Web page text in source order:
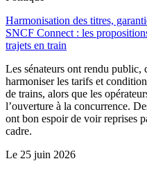
Harmonisation des titres,
SNCF Connect : les
trajets en train
Les sénateurs ont rendu
harmoniser les tarifs et
de trains, alors que les
l’ouverture à la concurrence.
ont bon espoir de voir reprises
cadre.
Le 25 juin 2026